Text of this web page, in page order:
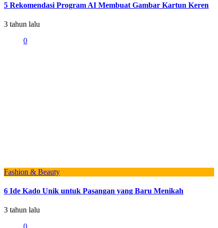
5 Rekomendasi Program AI Membuat Gambar Kartun Keren
3 tahun lalu
0
Fashion & Beauty
6 Ide Kado Unik untuk Pasangan yang Baru Menikah
3 tahun lalu